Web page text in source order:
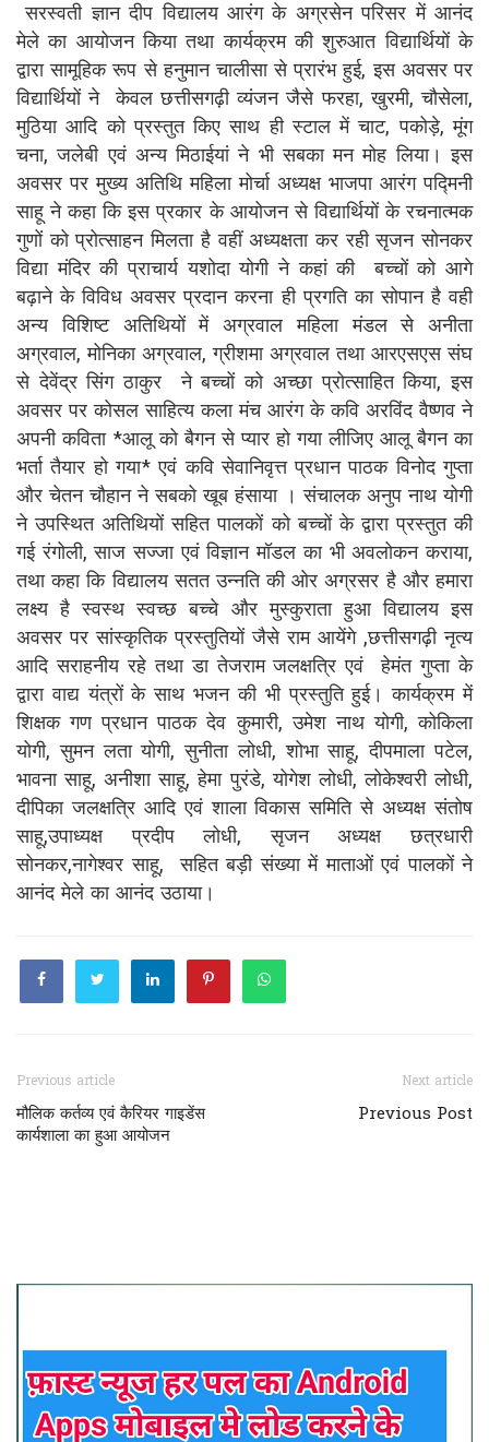
सरस्वती ज्ञान दीप विद्यालय आरंग के अग्रसेन परिसर में आनंद
मेले का आयोजन किया तथा कार्यक्रम की शुरुआत विद्यार्थियों के
द्वारा सामूहिक रूप से हनुमान चालीसा से प्रारंभ हुई, इस अवसर पर
विद्यार्थियों ने केवल छत्तीसगढ़ी व्यंजन जैसे फरहा, खुरमी, चौसेला,
मुठिया आदि को प्रस्तुत किए साथ ही स्टाल में चाट, पकोड़े, मूंग
चना, जलेबी एवं अन्य मिठाईयां ने भी सबका मन मोह लिया। इस
अवसर पर मुख्य अतिथि महिला मोर्चा अध्यक्ष भाजपा आरंग पद्मिनी
साहू ने कहा कि इस प्रकार के आयोजन से विद्यार्थियों के रचनात्मक
गुणों को प्रोत्साहन मिलता है वहीं अध्यक्षता कर रही सृजन सोनकर
विद्या मंदिर की प्राचार्य यशोदा योगी ने कहां की बच्चों को आगे
बढ़ाने के विविध अवसर प्रदान करना ही प्रगति का सोपान है वही
अन्य विशिष्ट अतिथियों में अग्रवाल महिला मंडल से अनीता
अग्रवाल, मोनिका अग्रवाल, ग्रीशमा अग्रवाल तथा आरएसएस संघ
से देवेंद्र सिंग ठाकुर ने बच्चों को अच्छा प्रोत्साहित किया, इस
अवसर पर कोसल साहित्य कला मंच आरंग के कवि अरविंद वैष्णव ने
अपनी कविता *आलू को बैगन से प्यार हो गया लीजिए आलू बैगन का
भर्ता तैयार हो गया* एवं कवि सेवानिवृत्त प्रधान पाठक विनोद गुप्ता
और चेतन चौहान ने सबको खूब हंसाया । संचालक अनुप नाथ योगी
ने उपस्थित अतिथियों सहित पालकों को बच्चों के द्वारा प्रस्तुत की
गई रंगोली, साज सज्जा एवं विज्ञान मॉडल का भी अवलोकन कराया,
तथा कहा कि विद्यालय सतत उन्नति की ओर अग्रसर है और हमारा
लक्ष्य है स्वस्थ स्वच्छ बच्चे और मुस्कुराता हुआ विद्यालय इस
अवसर पर सांस्कृतिक प्रस्तुतियों जैसे राम आयेंगे ,छत्तीसगढ़ी नृत्य
आदि सराहनीय रहे तथा डा तेजराम जलक्षत्रि एवं हेमंत गुप्ता के
द्वारा वाद्य यंत्रों के साथ भजन की भी प्रस्तुति हुई। कार्यक्रम में
शिक्षक गण प्रधान पाठक देव कुमारी, उमेश नाथ योगी, कोकिला
योगी, सुमन लता योगी, सुनीता लोधी, शोभा साहू, दीपमाला पटेल,
भावना साहू, अनीशा साहू, हेमा पुरंडे, योगेश लोधी, लोकेश्वरी लोधी,
दीपिका जलक्षत्रि आदि एवं शाला विकास समिति से अध्यक्ष संतोष
साहू,उपाध्यक्ष प्रदीप लोधी, सृजन अध्यक्ष छत्रधारी
सोनकर,नागेश्वर साहू, सहित बड़ी संख्या में माताओं एवं पालकों ने
आनंद मेले का आनंद उठाया।
Previous article
मौलिक कर्तव्य एवं कैरियर गाइडेंस
कार्यशाला का हुआ आयोजन
Next article
Previous Post